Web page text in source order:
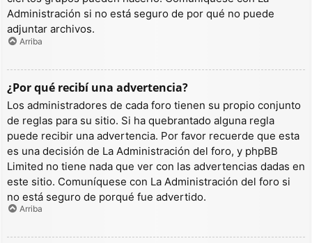
Administración si no está seguro de por qué no puede
adjuntar archivos.
Arriba
¿Por qué recibí una advertencia?
Los administradores de cada foro tienen su propio conjunto
de reglas para su sitio. Si ha quebrantado alguna regla
puede recibir una advertencia. Por favor recuerde que esta
es una decisión de La Administración del foro, y phpBB
Limited no tiene nada que ver con las advertencias dadas en
este sitio. Comuníquese con La Administración del foro si
no está seguro de porqué fue advertido.
Arriba